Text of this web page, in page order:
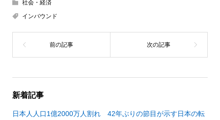
社会・経済
インバウンド
新着記事
日本人人口1億2000万人割れ 42年ぶりの節目が示す日本の転